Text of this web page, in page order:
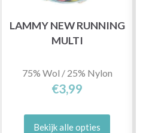
LAMMY NEW RUNNING
MULTI
75% Wol / 25% Nylon
€3,99
Bekijk alle opties